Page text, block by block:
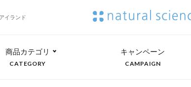
イランド
商品カテゴリ
CATEGORY
キャンペーン
CAMPAIGN